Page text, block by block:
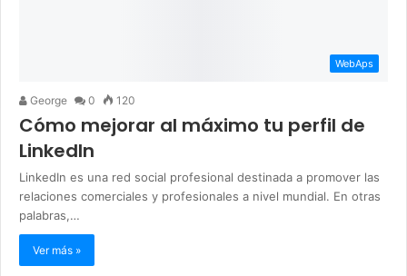
WebAps
George 0 120
Cómo mejorar al máximo tu perfil de
LinkedIn
LinkedIn es una red social profesional destinada a promover las
relaciones comerciales y profesionales a nivel mundial. En otras
palabras,…
Ver más »